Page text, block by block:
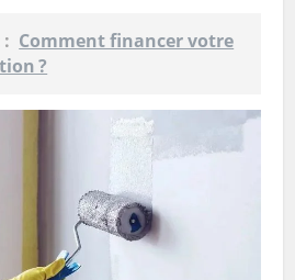
Comment financer votre
?